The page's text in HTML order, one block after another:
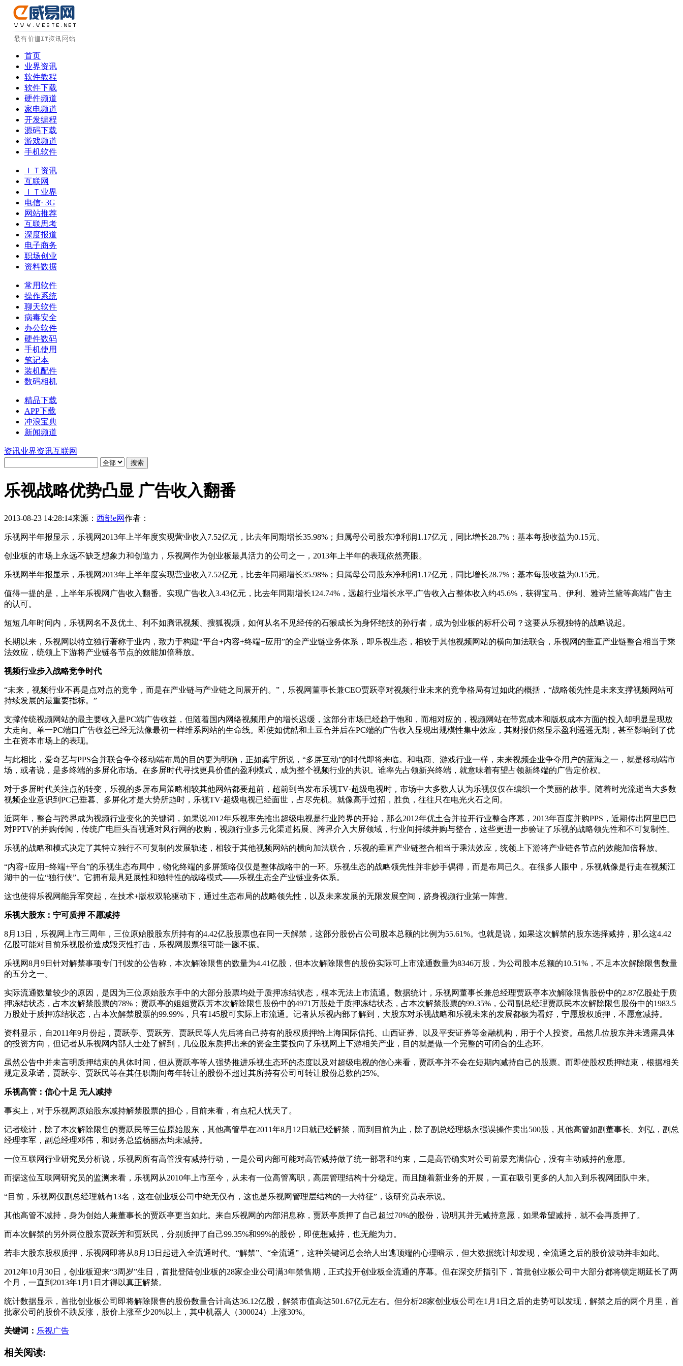
首页
业界资讯
软件教程
软件下载
硬件频道
家电频道
开发编程
源码下载
游戏频道
手机软件
ＩＴ资讯
互联网
ＩＴ业界
电信· 3G
网站推荐
互联思考
深度报道
电子商务
职场创业
资料数据
常用软件
操作系统
聊天软件
病毒安全
办公软件
硬件数码
手机使用
笔记本
装机配件
数码相机
精品下载
APP下载
冲浪宝典
新闻频道
资讯业界资讯互联网
乐视战略优势凸显 广告收入翻番
2013-08-23 14:28:14来源： 西部e网作者：
乐视网半年报显示，乐视网2013年上半年度实现营业收入7.52亿元，比去年同期增长35.98%；归属母公司股东净利润1.17亿元，同比增长28.7%；基本每股收益为0.15元。
创业板的市场上永远不缺乏想象力和创造力，乐视网作为创业板最具活力的公司之一，2013年上半年的表现依然亮眼。
乐视网半年报显示，乐视网2013年上半年度实现营业收入7.52亿元，比去年同期增长35.98%；归属母公司股东净利润1.17亿元，同比增长28.7%；基本每股收益为0.15元。
值得一提的是，上半年乐视网广告收入翻番。实现广告收入3.43亿元，比去年同期增长124.74%，远超行业增长水平,广告收入占整体收入约45.6%，获得宝马、伊利、雅诗兰黛等高端广告主
的认可。
短短几年时间内，乐视网名不及优土、利不如腾讯视频、搜狐视频，如何从名不见经传的石猴成长为身怀绝技的孙行者，成为创业板的标杆公司？这要从乐视独特的战略说起。
长期以来，乐视网以特立独行著称于业内，致力于构建“平台+内容+终端+应用”的全产业链业务体系，即乐视生态，相较于其他视频网站的横向加法联合，乐视网的垂直产业链整合相当于乘
法效应，统领上下游将产业链各节点的效能加倍释放。
视频行业步入战略竞争时代
“未来，视频行业不再是点对点的竞争，而是在产业链与产业链之间展开的。”，乐视网董事长兼CEO贾跃亭对视频行业未来的竞争格局有过如此的概括，“战略领先性是未来支撑视频网站可
持续发展的最重要指标。”
支撑传统视频网站的最主要收入是PC端广告收益，但随着国内网络视频用户的增长迟缓，这部分市场已经趋于饱和，而相对应的，视频网站在带宽成本和版权成本方面的投入却明显呈现放
大走向。单一PC端口广告收益已经无法像最初一样维系网站的生命线。即使如优酷和土豆合并后在PC端的广告收入显现出规模性集中效应，其财报仍然显示盈利遥遥无期，甚至影响到了优
土在资本市场上的表现。
与此相比，爱奇艺与PPS合并联合争夺移动端布局的目的更为明确，正如龚宇所说，“多屏互动”的时代即将来临。和电商、游戏行业一样，未来视频企业争夺用户的蓝海之一，就是移动端市
场，或者说，是多终端的多屏化市场。在多屏时代寻找更具价值的盈利模式，成为整个视频行业的共识。谁率先占领新兴终端，就意味着有望占领新终端的广告定价权。
对于多屏时代关注点的转变，乐视的多屏布局策略相较其他网站都要超前，超前到当发布乐视TV·超级电视时，市场中大多数人认为乐视仅仅在编织一个美丽的故事。随着时光流逝当大多数
视频企业意识到PC已垂暮、多屏化才是大势所趋时，乐视TV·超级电视已经面世，占尽先机。就像高手过招，胜负，往往只在电光火石之间。
近两年，整合与跨界成为视频行业变化的关键词，如果说2012年乐视率先推出超级电视是行业跨界的开始，那么2012年优土合并拉开行业整合序幕，2013年百度并购PPS，近期传出阿里巴巴
对PPTV的并购传闻，传统广电巨头百视通对风行网的收购，视频行业多元化渠道拓展、跨界介入大屏领域，行业间持续并购与整合，这些更进一步验证了乐视的战略领先性和不可复制性。
乐视的战略和模式决定了其特立独行不可复制的发展轨迹，相较于其他视频网站的横向加法联合，乐视的垂直产业链整合相当于乘法效应，统领上下游将产业链各节点的效能加倍释放。
“内容+应用+终端+平台”的乐视生态布局中，物化终端的多屏策略仅仅是整体战略中的一环。乐视生态的战略领先性并非妙手偶得，而是布局已久。在很多人眼中，乐视就像是行走在视频江
湖中的一位“独行侠”。它拥有最具延展性和独特性的战略模式——乐视生态全产业链业务体系。
这也使得乐视网能异军突起，在技术+版权双轮驱动下，通过生态布局的战略领先性，以及未来发展的无限发展空间，跻身视频行业第一阵营。
乐视大股东：宁可质押 不愿减持
8月13日，乐视网上市三周年，三位原始股股东所持有的4.42亿股股票也在同一天解禁，这部分股份占公司股本总额的比例为55.61%。也就是说，如果这次解禁的股东选择减持，那么这4.42
亿股可能对目前乐视股价造成毁灭性打击，乐视网股票很可能一蹶不振。
乐视网8月9日针对解禁事项专门刊发的公告称，本次解除限售的数量为4.41亿股，但本次解除限售的股份实际可上市流通数量为8346万股，为公司股本总额的10.51%，不足本次解除限售数量
的五分之一。
实际流通数量较少的原因，是因为三位原始股东手中的大部分股票均处于质押冻结状态，根本无法上市流通。数据统计，乐视网董事长兼总经理贾跃亭本次解除限售股份中的2.87亿股处于质
押冻结状态，占本次解禁股票的78%；贾跃亭的姐姐贾跃芳本次解除限售股份中的4971万股处于质押冻结状态，占本次解禁股票的99.35%，公司副总经理贾跃民本次解除限售股份中的1983.5
万股处于质押冻结状态，占本次解禁股票的99.99%，只有145股可实际上市流通。记者从乐视内部了解到，大股东对乐视战略和乐视未来的发展都极为看好，宁愿股权质押，不愿意减持。
资料显示，自2011年9月份起，贾跃亭、贾跃芳、贾跃民等人先后将自己持有的股权质押给上海国际信托、山西证券、以及平安证券等金融机构，用于个人投资。虽然几位股东并未透露具体
的投资方向，但记者从乐视网内部人士处了解到，几位股东质押出来的资金主要投向了乐视网上下游相关产业，目的就是做一个完整的可闭合的生态环。
虽然公告中并未言明质押结束的具体时间，但从贾跃亭等人强势推进乐视生态环的态度以及对超级电视的信心来看，贾跃亭并不会在短期内减持自己的股票。而即使股权质押结束，根据相关
规定及承诺，贾跃亭、贾跃民等在其任职期间每年转让的股份不超过其所持有公司可转让股份总数的25%。
乐视高管：信心十足 无人减持
事实上，对于乐视网原始股东减持解禁股票的担心，目前来看，有点杞人忧天了。
记者统计，除了本次解除限售的贾跃民等三位原始股东，其他高管早在2011年8月12日就已经解禁，而到目前为止，除了副总经理杨永强误操作卖出500股，其他高管如副董事长、刘弘，副总
经理李军，副总经理邓伟，和财务总监杨丽杰均未减持。
一位互联网行业研究员分析说，乐视网所有高管没有减持行动，一是公司内部可能对高管减持做了统一部署和约束，二是高管确实对公司前景充满信心，没有主动减持的意愿。
而据这位互联网研究员的监测来看，乐视网从2010年上市至今，从未有一位高管离职，高层管理结构十分稳定。而且随着新业务的开展，一直在吸引更多的人加入到乐视网团队中来。
“目前，乐视网仅副总经理就有13名，这在创业板公司中绝无仅有，这也是乐视网管理层结构的一大特征”，该研究员表示说。
其他高管不减持，身为创始人兼董事长的贾跃亭更当如此。来自乐视网的内部消息称，贾跃亭质押了自己超过70%的股份，说明其并无减持意愿，如果希望减持，就不会再质押了。
而本次解禁的另外两位股东贾跃芳和贾跃民，分别质押了自己99.35%和99%的股份，即使想减持，也无能为力。
若非大股东股权质押，乐视网即将从8月13日起进入全流通时代。“解禁”、“全流通”，这种关键词总会给人出逃顶端的心理暗示，但大数据统计却发现，全流通之后的股价波动并非如此。
2012年10月30日，创业板迎来“3周岁”生日，首批登陆创业板的28家企业公司满3年禁售期，正式拉开创业板全流通的序幕。但在深交所指引下，首批创业板公司中大部分都将锁定期延长了两
个月，一直到2013年1月1日才得以真正解禁。
统计数据显示，首批创业板公司即将解除限售的股份数量合计高达36.12亿股，解禁市值高达501.67亿元左右。但分析28家创业板公司在1月1日之后的走势可以发现，解禁之后的两个月里，首
批家公司的股价不跌反涨，股价上涨至少20%以上，其中机器人（300024）上涨30%。
关键词： 乐视广告
相关阅读: